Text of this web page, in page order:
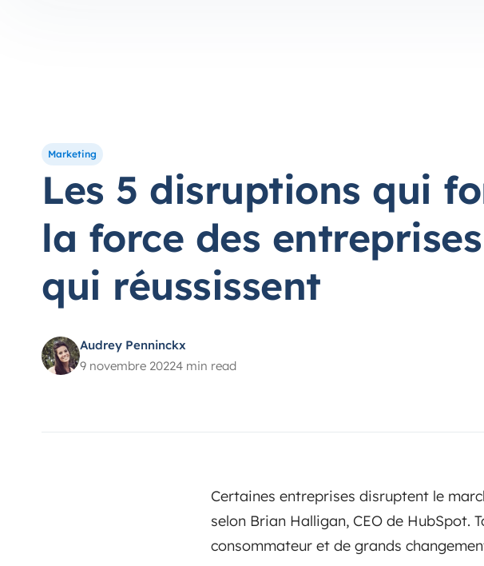
Marketing
Les 5 disruptions qui
la force des entreprises
qui réussissent
Audrey Penninckx
9 novembre 20224 min read
Certaines entreprises disruptent le
selon Brian Halligan, CEO de HubSpot.
consommateur et de grands